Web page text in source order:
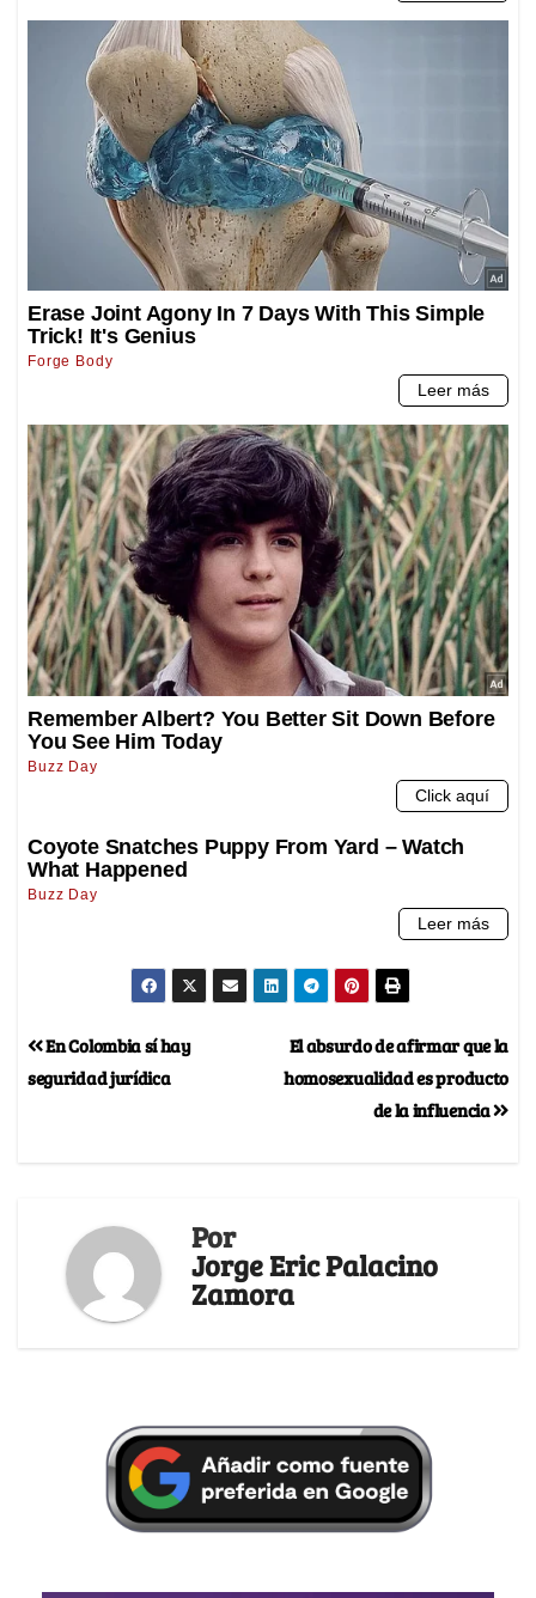
El absurdo de afirmar que la
homosexualidad es producto
de la influencia
En Colombia sí hay
seguridad jurídica
Por
Jorge Eric Palacino
Zamora